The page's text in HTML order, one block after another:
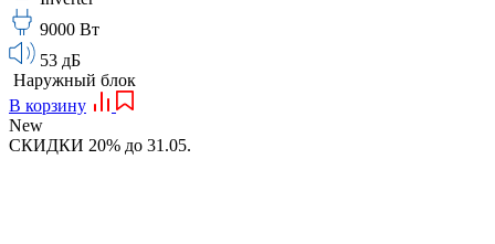
9000 Вт
53 дБ
Наружный блок
В корзину
New
СКИДКИ 20% до 31.05.